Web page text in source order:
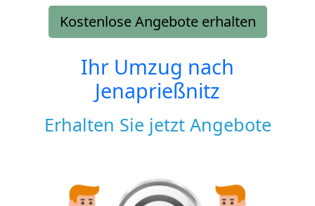
Kostenlose Angebote erhalten
Ihr Umzug nach
Jenaprießnitz
Erhalten Sie jetzt Angebote